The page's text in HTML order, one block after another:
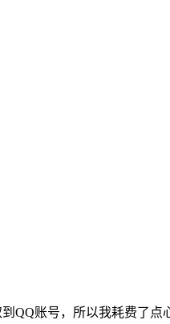
QQ账号，所以我耗费了